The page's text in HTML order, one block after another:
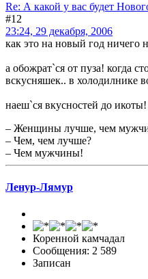
Re: А какой у вас будет
#12
23:24, 29 декабря, 2006
как это на новый год ничего
а обожрат`ся от пуза! когда
вскусняшек.. в холодилнике
наеш`ся вкусностей до
– Женщины лучше, чем
– Чем, чем лучше?
– Чем мужчины!
Ленур-Лямур
Коренной камчадал
Сообщения: 2 589
Записан